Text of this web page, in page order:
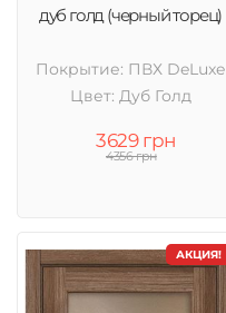
дуб голд (черный торец)
Покрытие: ПВХ DeLuxe
Цвет: Дуб Голд
3629 грн
4356 грн
АКЦИЯ!